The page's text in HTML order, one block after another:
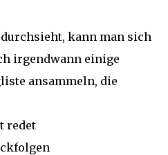
kann man sich
irgendwann einige
ansammeln, die
redet